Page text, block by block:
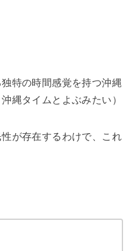
特の時間感覚を持つ沖縄
縄タイムとよぶみたい）
が存在するわけで、これ